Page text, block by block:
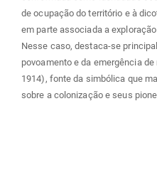
de ocupação do território e à
em parte associada a
Nesse caso, destaca-se
povoamento e da emergência
1914), fonte da simbólica que
sobre a colonização e seus